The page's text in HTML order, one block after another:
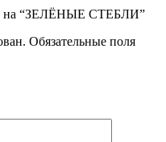
на “ЗЕЛЁНЫЕ СТЕБЛИ”
Обязательные поля